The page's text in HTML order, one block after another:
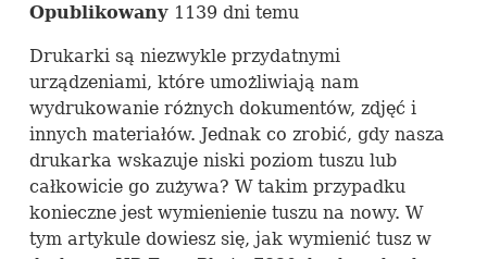
Opublikowany 1139 dni temu
Drukarki są niezwykle przydatnymi
urządzeniami, które umożliwiają nam
wydrukowanie różnych dokumentów, zdjęć i
innych materiałów. Jednak co zrobić, gdy nasza
drukarka wskazuje niski poziom tuszu lub
całkowicie go zużywa? W takim przypadku
konieczne jest wymienienie tuszu na nowy. W
tym artykule dowiesz się, jak wymienić tusz w